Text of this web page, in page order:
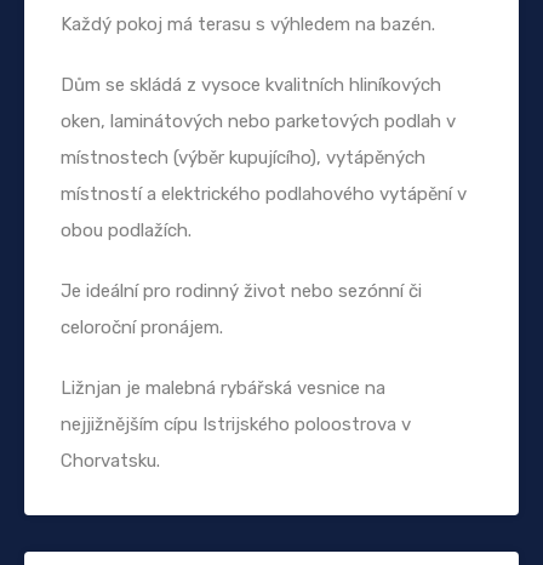
Každý pokoj má terasu s výhledem na bazén.
Dům se skládá z vysoce kvalitních hliníkových
oken, laminátových nebo parketových podlah v
místnostech (výběr kupujícího), vytápěných
místností a elektrického podlahového vytápění v
obou podlažích.
Je ideální pro rodinný život nebo sezónní či
celoroční pronájem.
Ližnjan je malebná rybářská vesnice na
nejjižnějším cípu Istrijského poloostrova v
Chorvatsku.